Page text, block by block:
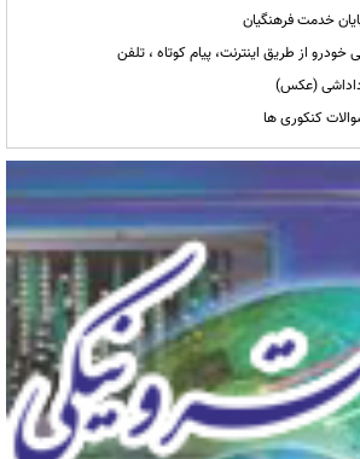
خودرو از طریق اینترنت، پیام کوتاه ، تلفن
(عکس)
کنکوری ها